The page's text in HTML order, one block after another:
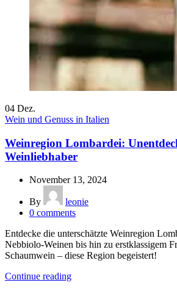
04 Dez.
Wein und Genuss in Italien
Weinregion Lombardei:
Weinliebhaber
November 13, 2024
By
leonie
0 comments
Entdecke die unterschätzte Weinregion
Nebbiolo-Weinen bis hin zu erstklassigem
Schaumwein – diese Region begeistert!
Continue reading